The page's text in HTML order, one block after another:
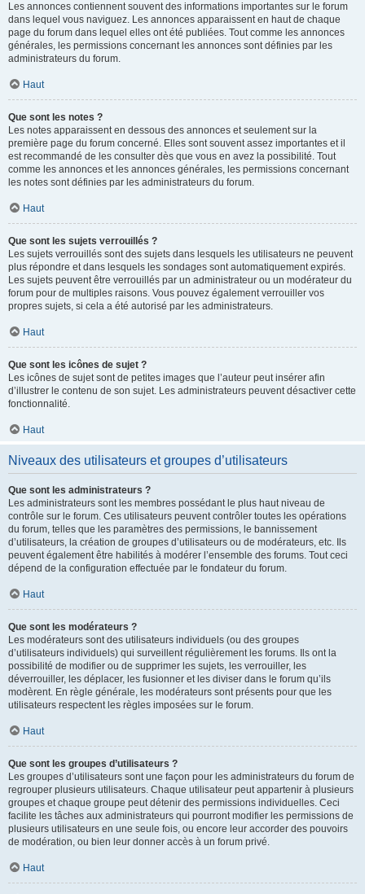
Les annonces contiennent souvent des informations importantes sur le forum
dans lequel vous naviguez. Les annonces apparaissent en haut de chaque
page du forum dans lequel elles ont été publiées. Tout comme les annonces
générales, les permissions concernant les annonces sont définies par les
administrateurs du forum.
Haut
Que sont les notes ?
Les notes apparaissent en dessous des annonces et seulement sur la
première page du forum concerné. Elles sont souvent assez importantes et il
est recommandé de les consulter dès que vous en avez la possibilité. Tout
comme les annonces et les annonces générales, les permissions concernant
les notes sont définies par les administrateurs du forum.
Haut
Que sont les sujets verrouillés ?
Les sujets verrouillés sont des sujets dans lesquels les utilisateurs ne peuvent
plus répondre et dans lesquels les sondages sont automatiquement expirés.
Les sujets peuvent être verrouillés par un administrateur ou un modérateur du
forum pour de multiples raisons. Vous pouvez également verrouiller vos
propres sujets, si cela a été autorisé par les administrateurs.
Haut
Que sont les icônes de sujet ?
Les icônes de sujet sont de petites images que l’auteur peut insérer afin
d’illustrer le contenu de son sujet. Les administrateurs peuvent désactiver cette
fonctionnalité.
Haut
Niveaux des utilisateurs et groupes d’utilisateurs
Que sont les administrateurs ?
Les administrateurs sont les membres possédant le plus haut niveau de
contrôle sur le forum. Ces utilisateurs peuvent contrôler toutes les opérations
du forum, telles que les paramètres des permissions, le bannissement
d’utilisateurs, la création de groupes d’utilisateurs ou de modérateurs, etc. Ils
peuvent également être habilités à modérer l’ensemble des forums. Tout ceci
dépend de la configuration effectuée par le fondateur du forum.
Haut
Que sont les modérateurs ?
Les modérateurs sont des utilisateurs individuels (ou des groupes
d’utilisateurs individuels) qui surveillent régulièrement les forums. Ils ont la
possibilité de modifier ou de supprimer les sujets, les verrouiller, les
déverrouiller, les déplacer, les fusionner et les diviser dans le forum qu’ils
modèrent. En règle générale, les modérateurs sont présents pour que les
utilisateurs respectent les règles imposées sur le forum.
Haut
Que sont les groupes d’utilisateurs ?
Les groupes d’utilisateurs sont une façon pour les administrateurs du forum de
regrouper plusieurs utilisateurs. Chaque utilisateur peut appartenir à plusieurs
groupes et chaque groupe peut détenir des permissions individuelles. Ceci
facilite les tâches aux administrateurs qui pourront modifier les permissions de
plusieurs utilisateurs en une seule fois, ou encore leur accorder des pouvoirs
de modération, ou bien leur donner accès à un forum privé.
Haut